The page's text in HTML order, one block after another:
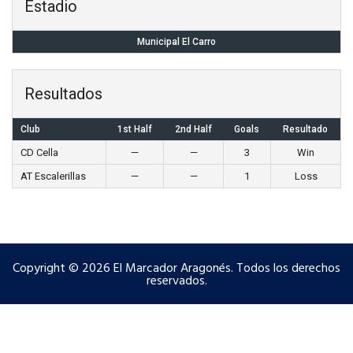
Estadio
Municipal El Carro
Resultados
Club 1st Half 2nd Half Goals Resultado
CD Cella — — 3
Win
AT Escalerillas
— — 1 Loss
Copyright © 2026 El Marcador Aragonés. Todos los derechos
reservados.